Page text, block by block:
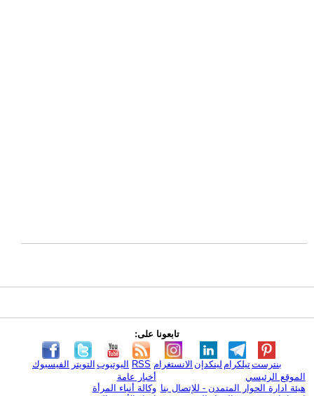
تابعونا على:
الفيسبوك التويتر اليوتيوب RSS الانستغرام لينكدإن تيلكرامبنترست
الموقع الرئيسي
هيئة ادارة الحوار المتمدن - للإتصال بنا
أخبار عامة
وكالة أنباء المرأة